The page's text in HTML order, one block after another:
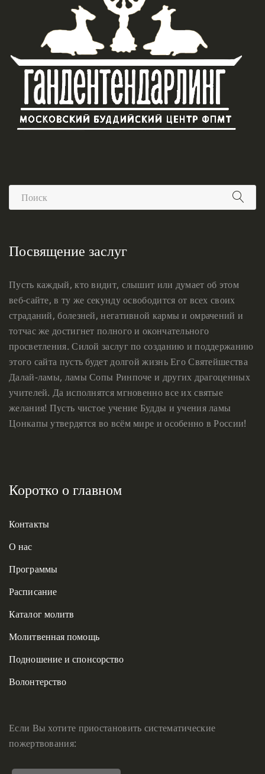
Посвящение заслуг
Пусть каждый, кто видит, слышит или думает об этом
веб-сайте, в ту же секунду освободится от всех своих
страданий, болезней, негативной кармы и омрачений и
тотчас же достигнет полного и окончательного
просветления. Силой заслуг по созданию и поддержанию
этого сайта пусть будет долгой жизнь Его Святейшества
Далай-ламы, ламы Сопы Ринпоче и других драгоценных
учителей. Да исполнятся мгновенно все их святые
желания! Пусть чистое учение Будды и учения ламы
Цонкапы утвердятся во всём мире и особенно в России!
Коротко о главном
Контакты
О нас
Программы
Расписание
Каталог молитв
Молитвенная помощь
Подношение и спонсорство
Волонтерство
Если Вы хотите приостановить систематические
пожертвования: